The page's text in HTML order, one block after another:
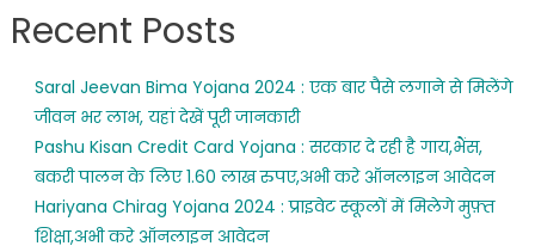
Recent Posts
Saral Jeevan Bima Yojana 2024 : एक बार पैसे लगाने से मिलेंगे
जीवन भर लाभ, यहां देखें पूरी जानकारी
Pashu Kisan Credit Card Yojana : सरकार दे रही है गाय,भैंस,
बकरी पालन के लिए 1.60 लाख रुपए,अभी करे ऑनलाइन आवेदन
Hariyana Chirag Yojana 2024 : प्राइवेट स्कूलों में मिलेगे मुफ़्त
शिक्षा,अभी करे ऑनलाइन आवेदन